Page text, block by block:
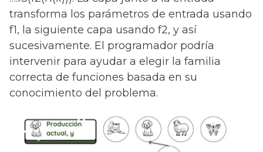
transforma los parámetros de entrada usando
f1, la siguiente capa usando f2, y así
sucesivamente. El programador podría
intervenir para ayudar a elegir la familia
correcta de funciones basada en su
conocimiento del problema.